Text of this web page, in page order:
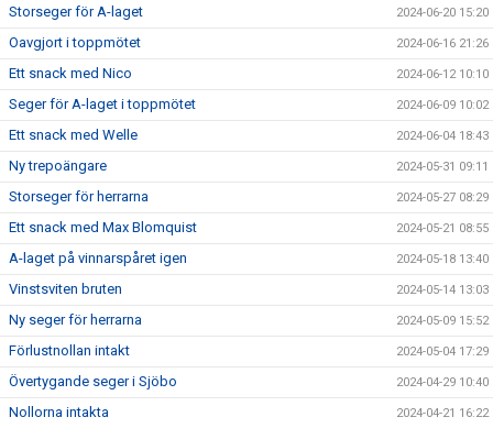
Storseger för A-laget 2024-06-20 15:20
Oavgjort i toppmötet 2024-06-16 21:26
Ett snack med Nico 2024-06-12 10:10
Seger för A-laget i toppmötet 2024-06-09 10:02
Ett snack med Welle 2024-06-04 18:43
Ny trepoängare 2024-05-31 09:11
Storseger för herrarna 2024-05-27 08:29
Ett snack med Max Blomquist 2024-05-21 08:55
A-laget på vinnarspåret igen 2024-05-18 13:40
Vinstsviten bruten 2024-05-14 13:03
Ny seger för herrarna 2024-05-09 15:52
Förlustnollan intakt 2024-05-04 17:29
Övertygande seger i Sjöbo 2024-04-29 10:40
Nollorna intakta 2024-04-21 16:22